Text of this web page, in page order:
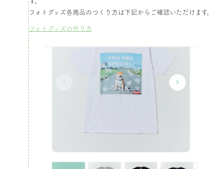
フォトグッズ各商品のつくり方は下記からご確認いただけます。
フォトグッズの作り方​